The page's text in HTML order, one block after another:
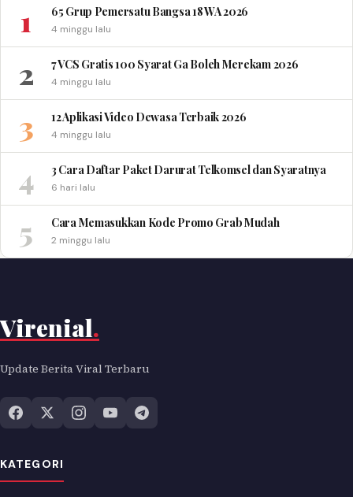
1 65 Grup Pemersatu Bangsa 18 WA 2026
4 minggu lalu
2 7 VCS Gratis 100 Syarat Ga Boleh Merekam 2026
4 minggu lalu
3 12 Aplikasi Video Dewasa Terbaik 2026
4 minggu lalu
4 3 Cara Daftar Paket Darurat Telkomsel dan Syaratnya
6 hari lalu
5 Cara Memasukkan Kode Promo Grab Mudah
2 minggu lalu
Virenial.
Update Berita Viral Terbaru
KATEGORI